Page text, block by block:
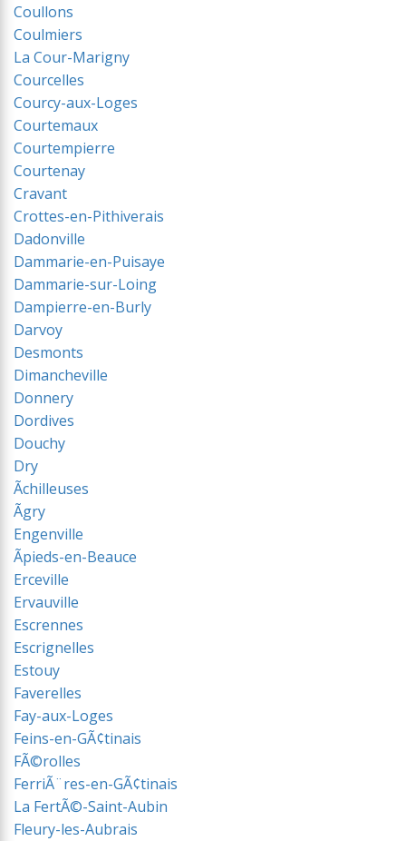
Coullons
Coulmiers
La Cour-Marigny
Courcelles
Courcy-aux-Loges
Courtemaux
Courtempierre
Courtenay
Cravant
Crottes-en-Pithiverais
Dadonville
Dammarie-en-Puisaye
Dammarie-sur-Loing
Dampierre-en-Burly
Darvoy
Desmonts
Dimancheville
Donnery
Dordives
Douchy
Dry
Ãchilleuses
Ãgry
Engenville
Ãpieds-en-Beauce
Erceville
Ervauville
Escrennes
Escrignelles
Estouy
Faverelles
Fay-aux-Loges
Feins-en-GÃ¢tinais
FÃ©rolles
FerriÃ¨res-en-GÃ¢tinais
La FertÃ©-Saint-Aubin
Fleury-les-Aubrais